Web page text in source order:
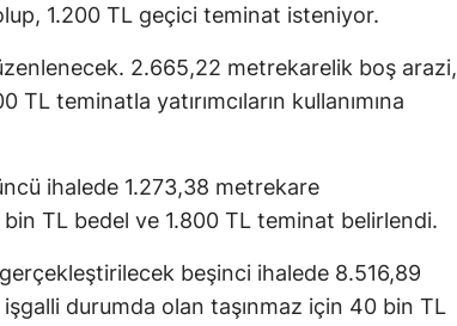
1.200 TL geçici teminat isteniyor.
2.665,22 metrekarelik boş arazi,
TL teminatla yatırımcıların kullanımına
ihalede 1.273,38 metrekare
TL bedel ve 1.800 TL teminat belirlendi.
beşinci ihalede 8.516,89
işgalli durumda olan taşınmaz için 40 bin TL